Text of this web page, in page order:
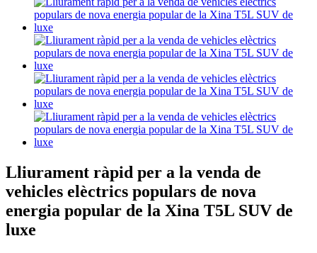
Lliurament ràpid per a la venda de
vehicles elèctrics populars de nova
energia popular de la Xina T5L SUV de
luxe